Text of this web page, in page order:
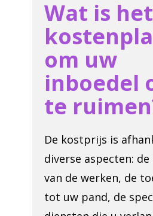
Wat is het
om uw
inboedel
te
De kostprijs is
diverse aspecten: de
van de werken, de
tot uw pand, de